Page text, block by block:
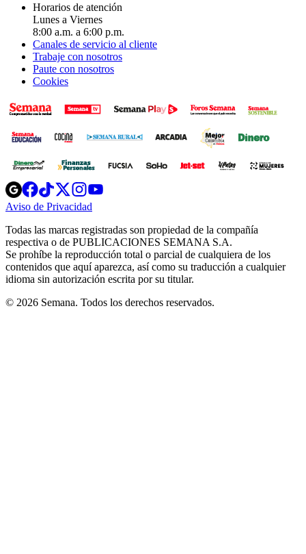
Horarios de atención
Lunes a Viernes
8:00 a.m. a 6:00 p.m.
Canales de servicio al cliente
Trabaje con nosotros
Paute con nosotros
Cookies
Opens
in
new
Opens
in
new
Opens
in
new
window
Opens
new
windowwindow
Aviso de Privacidad
new
window
Todas las marcas registradas son propiedad de la compañía
respectiva o de PUBLICACIONES SEMANA S.A.
Se prohíbe la reproducción total o parcial de cualquiera de los
contenidos que aquí aparezca, así como su traducción a cualquier
idioma sin autorización escrita por su titular.
© 2026 Semana. Todos los derechos reservados.